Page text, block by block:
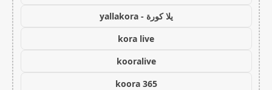
يلا كورة - yallakora
kora live
kooralive
koora 365